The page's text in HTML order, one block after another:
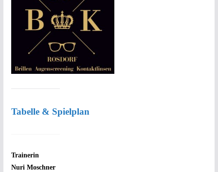
Tabelle & Spielplan
Trainerin
Nuri Moschner